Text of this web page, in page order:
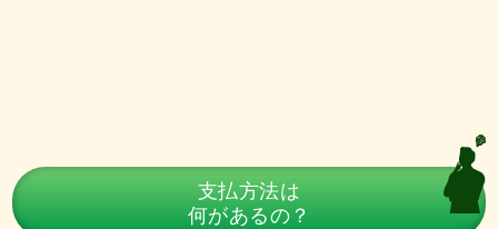
支払方法は
何があるの？